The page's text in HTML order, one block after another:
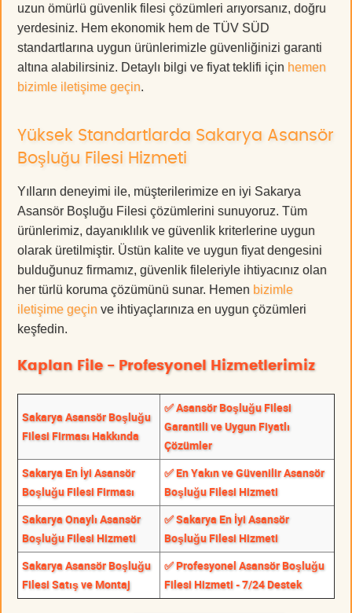
uzun ömürlü güvenlik filesi çözümleri arıyorsanız, doğru
yerdesiniz. Hem ekonomik hem de TÜV SÜD
standartlarına uygun ürünlerimizle güvenliğinizi garanti
altına alabilirsiniz. Detaylı bilgi ve fiyat teklifi için hemen
bizimle iletişime geçin.
Yüksek Standartlarda Sakarya Asansör
Boşluğu Filesi Hizmeti
Yılların deneyimi ile, müşterilerimize en iyi Sakarya
Asansör Boşluğu Filesi çözümlerini sunuyoruz. Tüm
ürünlerimiz, dayanıklılık ve güvenlik kriterlerine uygun
olarak üretilmiştir. Üstün kalite ve uygun fiyat dengesini
bulduğunuz firmamız, güvenlik fileleriyle ihtiyacınız olan
her türlü koruma çözümünü sunar. Hemen bizimle
iletişime geçin ve ihtiyaçlarınıza en uygun çözümleri
keşfedin.
Kaplan File - Profesyonel Hizmetlerimiz
Sakarya Asansör Boşluğu
Filesi Firması Hakkında
✅ Asansör Boşluğu Filesi
Garantili ve Uygun Fiyatlı
Çözümler
Sakarya En İyi Asansör
Boşluğu Filesi Firması
✅ En Yakın ve Güvenilir Asansör
Boşluğu Filesi Hizmeti
Sakarya Onaylı Asansör
Boşluğu Filesi Hizmeti
✅ Sakarya En İyi Asansör
Boşluğu Filesi Hizmeti
Sakarya Asansör Boşluğu
Filesi Satış ve Montaj
✅ Profesyonel Asansör Boşluğu
Filesi Hizmeti - 7/24 Destek